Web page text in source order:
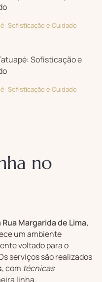
Sofisticação e Cuidado
Sofisticação e Cuidado
no
Rua Margarida de Lima,
um ambiente
voltado para o
serviços são realizados
, com técnicas
linha.